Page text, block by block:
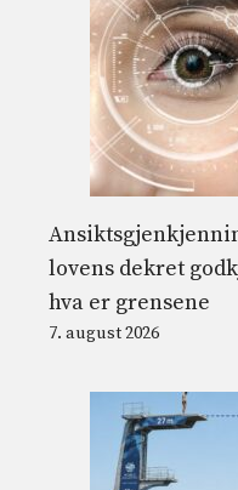
lovens dekret
hva er grensene
7. august 2026